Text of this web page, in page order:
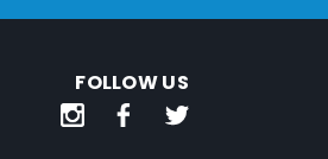
FOLLOW US